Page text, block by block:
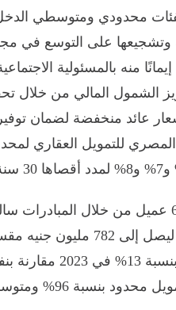
بـ800 مليون جنيه لفئات محدودي
وتشجيعها على التوسع في
منه بالمسئولية
الشمول المالي من خلال
عائد منخفضة لضمان
المصري للتمويل العقاري
وأضاف أن البنك قام بتمويل عدد 6180 عميل من
محفظة التمويل العقاري بمعدل